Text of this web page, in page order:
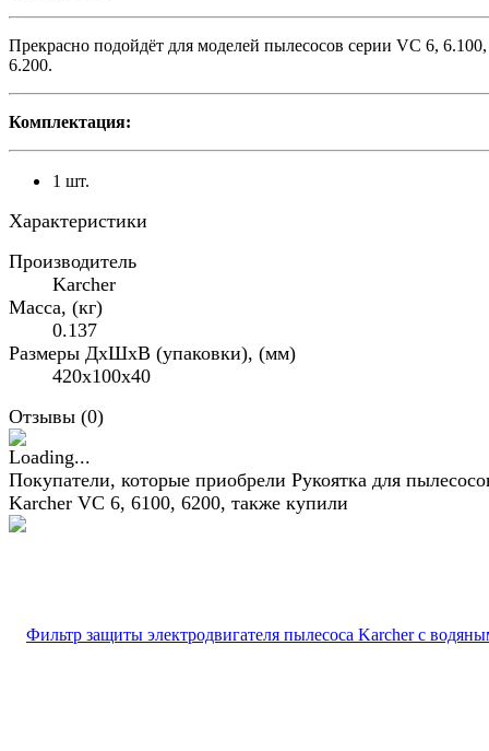
Прекрасно подойдёт для моделей пылесосов серии VC 6,
6.200.
Комплектация:
1 шт.
Характеристики
Производитель
Karcher
Масса, (кг)
0.137
Размеры ДхШхВ (упаковки), (мм)
420x100x40
Отзывы (0)
Покупатели, которые приобрели Рукоятка для
Karcher VC 6, 6100, 6200, также купили